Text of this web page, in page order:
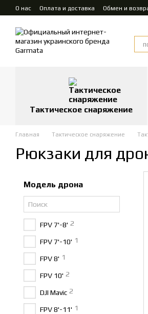
Перейти к основному контенту
О нас Оплата и доставка Обмен и
Тактическое снаряжение
Главная Тактическое снаряжение
Рюкзаки для
Модель дрона
FPV 7'-8' 2
FPV 7'-10' 1
FPV 8' 1
FPV 10' 2
DJI Mavic 2
FPV 8'-11' 1